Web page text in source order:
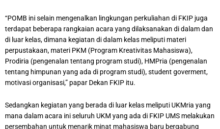
“POMB ini selain mengenalkan lingkungan perkuliahan di FKIP juga
terdapat beberapa rangkaian acara yang dilaksanakan di dalam dan
di luar kelas, dimana kegiatan di dalam kelas meliputi materi
perpustakaan, materi PKM (Program Kreativitas Mahasiswa),
Prodiria (pengenalan tentang program studi), HMPria (pengenalan
tentang himpunan yang ada di program studi), student goverment,
motivasi organisasi,” papar Dekan FKIP itu.
Sedangkan kegiatan yang berada di luar kelas meliputi UKMria yang
mana dalam acara ini seluruh UKM yang ada di FKIP UMS melakukan
persembahan untuk menarik minat mahasiswa baru bergabung